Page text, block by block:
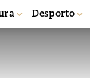
Desporto